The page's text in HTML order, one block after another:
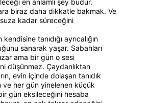
en anlamlı şey budur.
biraz daha dikkatle bakmak. Ve
kadar süreceğini
tanıdığı ayrıcalığın
sanarak yaşar. Sabahları
ama bir gün o sesi
düşünmez. Çaydanlıktan
evin içinde dolaşan tanıdık
ve her gün yinelenen küçük
bir gün eksileceğini hesaba